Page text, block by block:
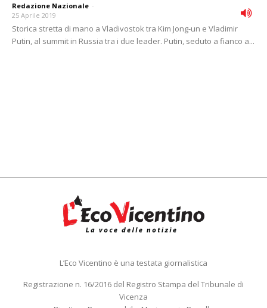
Redazione Nazionale -
25 Aprile 2019
Storica stretta di mano a Vladivostok tra Kim Jong-un e Vladimir
Putin, al summit in Russia tra i due leader. Putin, seduto a fianco a...
L’Eco Vicentino è una testata giornalistica
Registrazione n. 16/2016 del Registro Stampa del Tribunale di
Vicenza